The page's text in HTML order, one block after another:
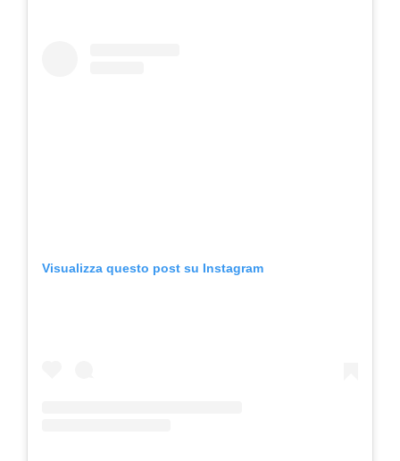
Visualizza questo post su Instagram